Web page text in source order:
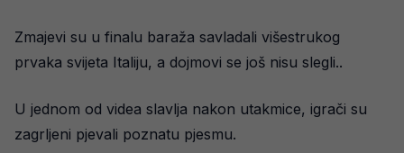
Zmajevi su u finalu baraža savladali višestrukog
prvaka svijeta Italiju, a dojmovi se još nisu slegli..
U jednom od videa slavlja nakon utakmice, igrači su
zagrljeni pjevali poznatu pjesmu.